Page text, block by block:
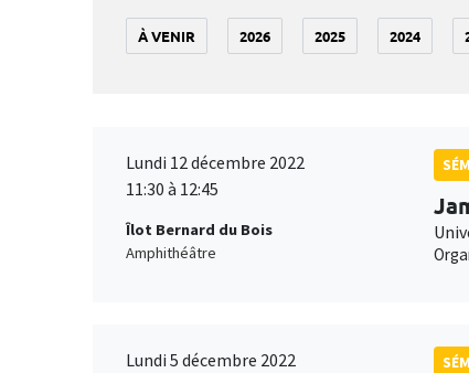
À VENIR 2026 2025 2024
Lundi 12 décembre 2022
11:30 à 12:45
Îlot Bernard du Bois
Amphithéâtre
Lundi 5 décembre 2022